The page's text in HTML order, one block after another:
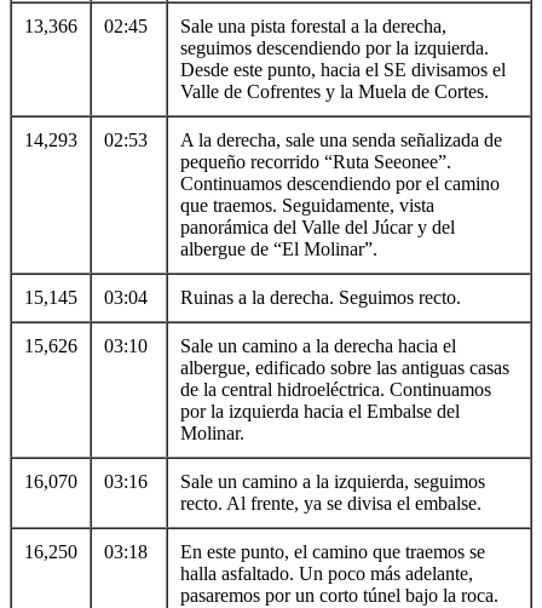
13,366 02:45
Sale una pista forestal a la derecha,
seguimos descendiendo por la izquierda.
Desde este punto, hacia el SE divisamos el
Valle de Cofrentes y la Muela de Cortes.
14,293 02:53
A la derecha, sale una senda señalizada de
pequeño recorrido “Ruta Seeonee”.
Continuamos descendiendo por el camino
que traemos. Seguidamente, vista
panorámica del Valle del Júcar y del
albergue de “El Molinar”.
15,145 03:04 Ruinas a la derecha. Seguimos recto.
15,626 03:10
Sale un camino a la derecha hacia el
albergue, edificado sobre las antiguas casas
de la central hidroeléctrica. Continuamos
por la izquierda hacia el Embalse del
Molinar.
16,070 03:16
Sale un camino a la izquierda, seguimos
recto. Al frente, ya se divisa el embalse.
16,250 03:18
En este punto, el camino que traemos se
halla asfaltado. Un poco más adelante,
pasaremos por un corto túnel bajo la roca.